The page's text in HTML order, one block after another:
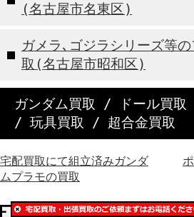
(名古屋市名東区)
ガメラ､ゴジラシリーズ等
取(名古屋市昭和区)
ガンダム買取 / ドール買取
/ 玩具買取 / 超合金買取
宅配買取にて組立済みガンダ
ムプラモの買取